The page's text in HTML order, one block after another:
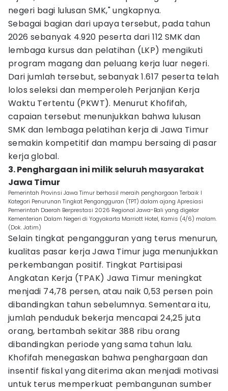
negeri bagi lulusan SMK," ungkapnya.
Sebagai bagian dari upaya tersebut, pada tahun
2026 sebanyak 4.920 peserta dari 112 SMK dan
lembaga kursus dan pelatihan (LKP) mengikuti
program magang dan peluang kerja luar negeri.
Dari jumlah tersebut, sebanyak 1.617 peserta telah
lolos seleksi dan memperoleh Perjanjian Kerja
Waktu Tertentu (PKWT). Menurut Khofifah,
capaian tersebut menunjukkan bahwa lulusan
SMK dan lembaga pelatihan kerja di Jawa Timur
semakin kompetitif dan mampu bersaing di pasar
kerja global.
3. Penghargaan ini milik seluruh masyarakat
Jawa Timur
Pemerintah Provinsi Jawa Timur berhasil meraih penghargaan Terbaik I
Kategori Penurunan Tingkat Pengangguran (TPT) dalam ajang Apresiasi
Pemerintah Daerah Berprestasi 2026 Regional Jawa-Bali yang digelar
Kementerian Dalam Negeri di Yogyakarta Marriott Hotel, Kamis (4/6) malam.
(Dok. Jatim)
Selain tingkat pengangguran yang terus menurun,
kualitas pasar kerja Jawa Timur juga menunjukkan
perkembangan positif. Tingkat Partisipasi
Angkatan Kerja (TPAK) Jawa Timur meningkat
menjadi 74,78 persen, atau naik 0,53 persen poin
dibandingkan tahun sebelumnya. Sementara itu,
jumlah penduduk bekerja mencapai 24,25 juta
orang, bertambah sekitar 388 ribu orang
dibandingkan periode yang sama tahun lalu.
Khofifah menegaskan bahwa penghargaan dan
insentif fiskal yang diterima akan menjadi motivasi
untuk terus memperkuat pembangunan sumber